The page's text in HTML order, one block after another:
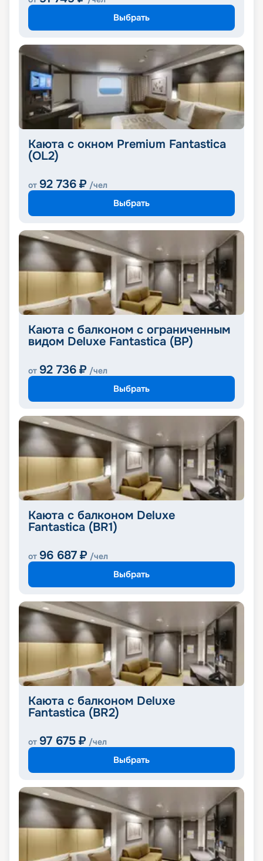
Выбрать
Каюта с окном Premium Fantastica
(OL2)
от 92 736 ₽ /чел
Выбрать
Каюта с балконом с ограниченным
видом Deluxe Fantastica (BP)
от 92 736 ₽ /чел
Выбрать
Каюта с балконом Deluxe
Fantastica (BR1)
от 96 687 ₽ /чел
Выбрать
Каюта с балконом Deluxe
Fantastica (BR2)
от 97 675 ₽ /чел
Выбрать